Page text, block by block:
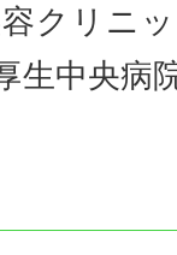
クリニ
生中央病